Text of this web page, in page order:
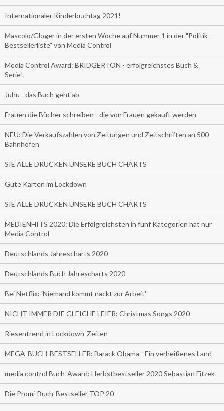
Internationaler Kinderbuchtag 2021!
Mascolo/Gloger in der ersten Woche auf Nummer 1 in der "Politik-
Bestsellerliste" von Media Control
Media Control Award: BRIDGERTON - erfolgreichstes Buch &
Serie!
Juhu - das Buch geht ab
Frauen die Bücher schreiben - die von Frauen gekauft werden
NEU: Die Verkaufszahlen von Zeitungen und Zeitschriften an 500
Bahnhöfen
SIE ALLE DRUCKEN UNSERE BUCH CHARTS
Gute Karten im Lockdown
SIE ALLE DRUCKEN UNSERE BUCH CHARTS
MEDIENHITS 2020: Die Erfolgreichsten in fünf Kategorien hat nur
Media Control
Deutschlands Jahrescharts 2020
Deutschlands Buch Jahrescharts 2020
Bei Netflix: 'Niemand kommt nackt zur Arbeit'
NICHT IMMER DIE GLEICHE LEIER: Christmas Songs 2020
Riesentrend in Lockdown-Zeiten
MEGA-BUCH-BESTSELLER: Barack Obama - Ein verheißenes Land
media control Buch-Award: Herbstbestseller 2020 Sebastian Fitzek
Die Promi-Buch-Bestseller TOP 20